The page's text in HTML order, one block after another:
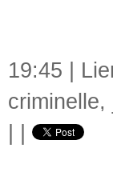
19:45 |
criminelle,